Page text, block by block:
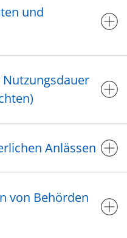
und
Anlässen
von Behörden